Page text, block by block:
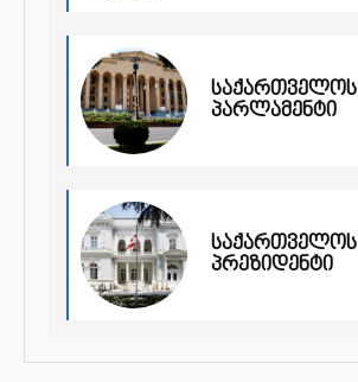
საქართველოს
პარლამენტი
საქართველოს
პრეზიდენტი